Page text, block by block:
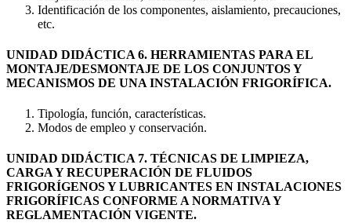
Identificación de los componentes, aislamiento, precauciones,
etc.
UNIDAD DIDÁCTICA 6. HERRAMIENTAS PARA EL
MONTAJE/DESMONTAJE DE LOS CONJUNTOS Y
MECANISMOS DE UNA INSTALACIÓN FRIGORÍFICA.
Tipología, función, características.
Modos de empleo y conservación.
UNIDAD DIDÁCTICA 7. TÉCNICAS DE LIMPIEZA,
CARGA Y RECUPERACIÓN DE FLUIDOS
FRIGORÍGENOS Y LUBRICANTES EN INSTALACIONES
FRIGORÍFICAS CONFORME A NORMATIVA Y
REGLAMENTACIÓN VIGENTE.